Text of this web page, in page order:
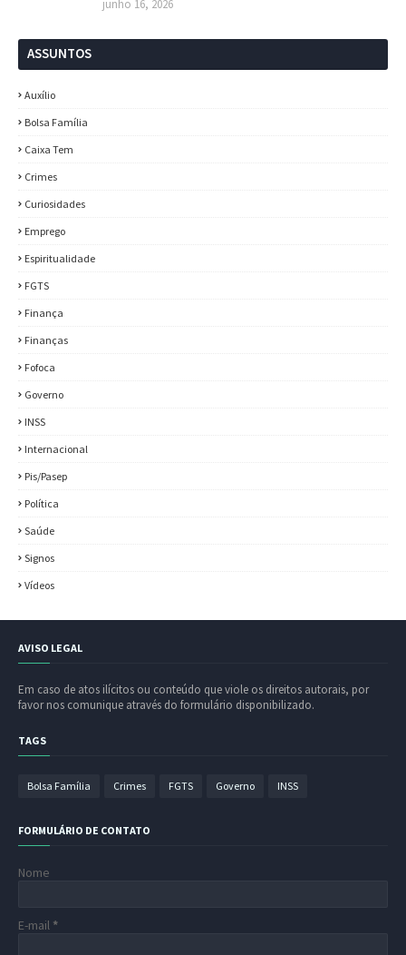
junho 16, 2026
ASSUNTOS
Auxílio
Bolsa Família
Caixa Tem
Crimes
Curiosidades
Emprego
Espiritualidade
FGTS
Finança
Finanças
Fofoca
Governo
INSS
Internacional
Pis/Pasep
Política
Saúde
Signos
Vídeos
AVISO LEGAL
Em caso de atos ilícitos ou conteúdo que viole os direitos autorais, por
favor nos comunique através do formulário disponibilizado.
TAGS
Bolsa Família Crimes FGTS Governo INSS
FORMULÁRIO DE CONTATO
Nome
E-mail *